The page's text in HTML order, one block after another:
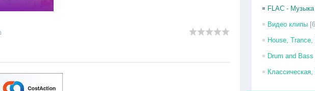
FLAC - Музыка
Видео клипы
House,
Drum and Bass